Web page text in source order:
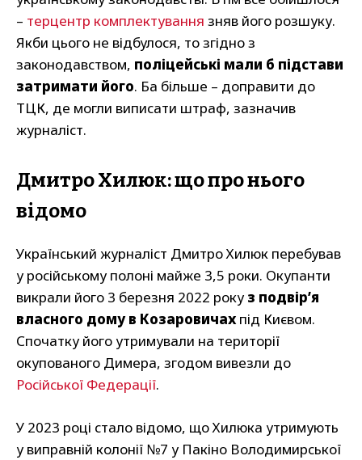
– терцентр комплектування зняв його розшуку.
Якби цього не відбулося, то згідно з
законодавством, поліцейські мали б підстави
затримати його. Ба більше – доправити до
ТЦК, де могли виписати штраф, зазначив
журналіст.
Дмитро Хилюк: що про нього
відомо
Український журналіст Дмитро Хилюк перебував
у російському полоні майже 3,5 роки. Окупанти
викрали його 3 березня 2022 року з подвір’я
власного дому в Козаровичахпід Києвом.
Спочатку його утримували на території
окупованого Димера, згодом вивезли до
Російської Федерації.
У 2023 році стало відомо, що Хилюка утримують
у виправній колонії №7 у Пакіно Володимирської